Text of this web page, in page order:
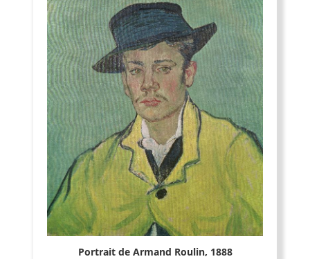
Portrait de Armand Roulin, 1888